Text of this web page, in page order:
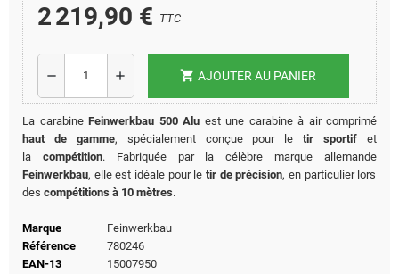
2 219,90 € TTC
remove add shopping_cart AJOUTER AU PANIER
La carabine Feinwerkbau 500 Alu est une carabine à air comprimé
haut de gamme, spécialement conçue pour letir sportif et
la compétition. Fabriquée par la célèbre marque allemande
Feinwerkbau, elle est idéale pour le tir de précision, en particulier lors
des compétitions à 10 mètres.
Marque
Feinwerkbau
Référence
780246
EAN-13
15007950